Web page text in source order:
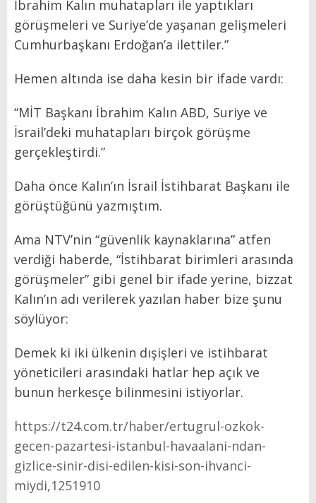
İbrahim Kalın muhatapları ile yaptıkları
görüşmeleri ve Suriye’de yaşanan gelişmeleri
Cumhurbaşkanı Erdoğan’a ilettiler.”
Hemen altında ise daha kesin bir ifade vardı:
“MİT Başkanı İbrahim Kalın ABD, Suriye ve
İsrail’deki muhatapları birçok görüşme
gerçekleştirdi.”
Daha önce Kalın’ın İsrail İstihbarat Başkanı ile
görüştüğünü yazmıştım.
Ama NTV’nin “güvenlik kaynaklarına” atfen
verdiği haberde, “İstihbarat birimleri arasında
görüşmeler” gibi genel bir ifade yerine, bizzat
Kalın’ın adı verilerek yazılan haber bize şunu
söylüyor:
Demek ki iki ülkenin dışişleri ve istihbarat
yöneticileri arasındaki hatlar hep açık ve
bunun herkesçe bilinmesini istiyorlar.
https://t24.com.tr/haber/ertugrul-ozkok-
gecen-pazartesi-istanbul-havaalani-ndan-
gizlice-sinir-disi-edilen-kisi-son-ihvanci-
miydi,1251910